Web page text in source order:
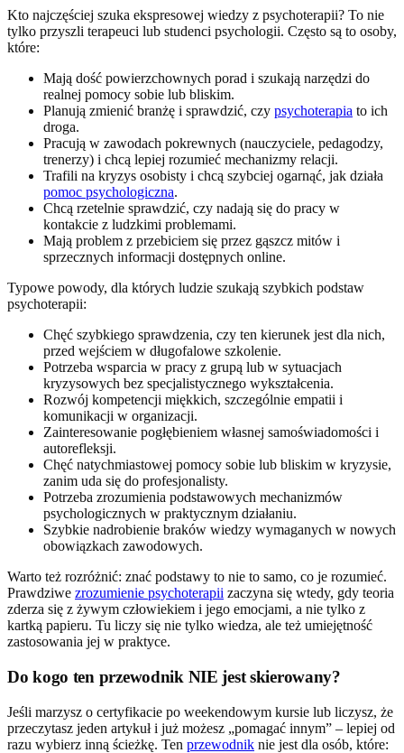
Kto najczęściej szuka ekspresowej wiedzy z psychoterapii? To nie
tylko przyszli terapeuci lub studenci psychologii. Często są to osoby,
które:
Mają dość powierzchownych porad i szukają narzędzi do
realnej pomocy sobie lub bliskim.
Planują zmienić branżę i sprawdzić, czy psychoterapia to ich
droga.
Pracują w zawodach pokrewnych (nauczyciele, pedagodzy,
trenerzy) i chcą lepiej rozumieć mechanizmy relacji.
Trafili na kryzys osobisty i chcą szybciej ogarnąć, jak działa
pomoc psychologiczna.
Chcą rzetelnie sprawdzić, czy nadają się do pracy w
kontakcie z ludzkimi problemami.
Mają problem z przebiciem się przez gąszcz mitów i
sprzecznych informacji dostępnych online.
Typowe powody, dla których ludzie szukają szybkich podstaw
psychoterapii:
Chęć szybkiego sprawdzenia, czy ten kierunek jest dla nich,
przed wejściem w długofalowe szkolenie.
Potrzeba wsparcia w pracy z grupą lub w sytuacjach
kryzysowych bez specjalistycznego wykształcenia.
Rozwój kompetencji miękkich, szczególnie empatii i
komunikacji w organizacji.
Zainteresowanie pogłębieniem własnej samoświadomości i
autorefleksji.
Chęć natychmiastowej pomocy sobie lub bliskim w kryzysie,
zanim uda się do profesjonalisty.
Potrzeba zrozumienia podstawowych mechanizmów
psychologicznych w praktycznym działaniu.
Szybkie nadrobienie braków wiedzy wymaganych w nowych
obowiązkach zawodowych.
Warto też rozróżnić: znać podstawy to nie to samo, co je rozumieć.
Prawdziwe zrozumienie psychoterapii zaczyna się wtedy, gdy teoria
zderza się z żywym człowiekiem i jego emocjami, a nie tylko z
kartką papieru. Tu liczy się nie tylko wiedza, ale też umiejętność
zastosowania jej w praktyce.
Do kogo ten przewodnik NIE jest skierowany?
Jeśli marzysz o certyfikacie po weekendowym kursie lub liczysz, że
przeczytasz jeden artykuł i już możesz „pomagać innym” – lepiej od
razu wybierz inną ścieżkę. Ten przewodnik nie jest dla osób, które: